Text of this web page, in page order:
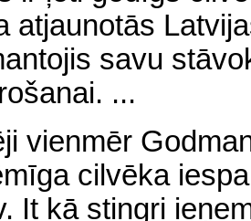
atjaunotās
savu
...
vienmēr
cilvēka
It kā stingri